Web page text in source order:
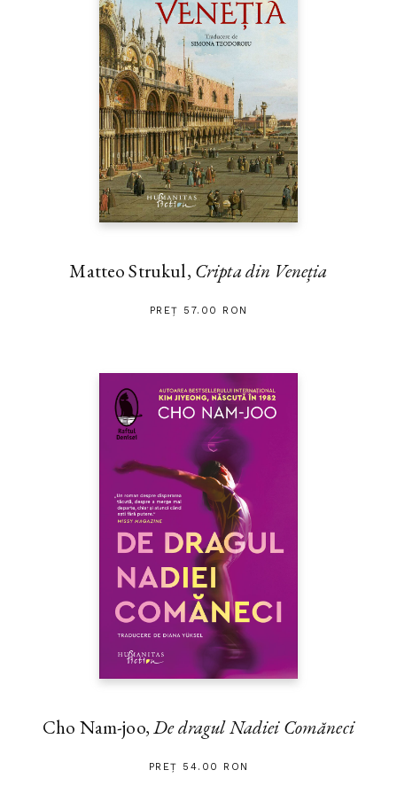
Matteo Strukul, Cripta din Veneția
PREȚ 57.00 RON
Cho Nam-joo,De dragul Nadiei Comăneci
PREȚ 54.00 RON